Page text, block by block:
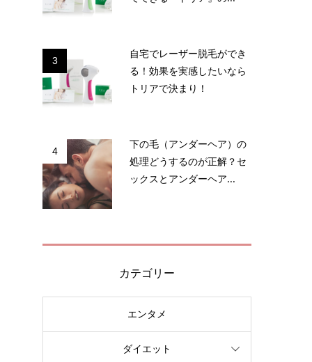
3
自宅でレーザー脱毛ができ
る！効果を実感したいなら
トリアで決まり！
4
下の毛（アンダーヘア）の
処理どうするのが正解？セ
ックスとアンダーヘア...
カテゴリー
エンタメ
ダイエット